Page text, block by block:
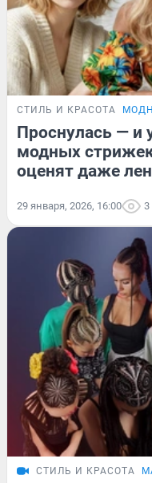
СТИЛЬ И КРАСОТА
Проснулась — и
модных
оценят даже
29 января, 2026, 16:00 3
СТИЛЬ И КРАСОТА